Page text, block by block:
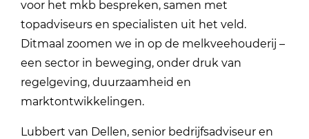
voor het mkb bespreken, samen met
topadviseurs en specialisten uit het veld.
Ditmaal zoomen we in op de melkveehouderij –
een sector in beweging, onder druk van
regelgeving, duurzaamheid en
marktontwikkelingen.
Lubbert van Dellen, senior bedrijfsadviseur en